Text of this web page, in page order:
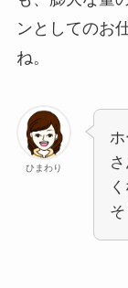
ンとしてのお
ね。
ひまわり
そ